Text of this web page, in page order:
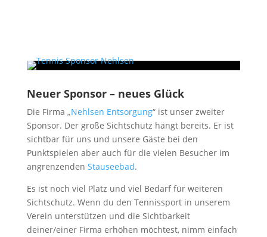
Neuer Sponsor – neues Glück
Die Firma „Nehlsen Entsorgung“ ist unser zweiter
Sponsor. Der große Sichtschutz hängt bereits. Er ist
sichtbar für uns und unsere Gäste bei den
Punktspielen aber auch für die vielen Besucher im
angrenzenden Stauseebad.
Es ist noch viel Platz und viel Bedarf für weiteren
Sichtschutz. Wenn du den Tennissport in unserem
Verein unterstützen und die Sichtbarkeit
deiner/einer Firma erhöhen möchtest, nimm einfach